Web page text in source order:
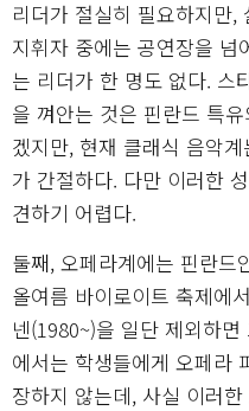
리더가 절실히 필요하지만,
지휘자 중에는 공연장을 넘
는 리더가 한 명도 없다. 스
을 껴안는 것은 핀란드 특
겠지만, 현재 클래식 음악
가 간절하다. 다만 이러한
견하기 어렵다.
둘째, 오페라계에는 핀란드
올여름 바이로이트 축제에
넨(1980~)을 일단 제외하
에서는 학생들에게 오페라
장하지 않는데, 사실 이러